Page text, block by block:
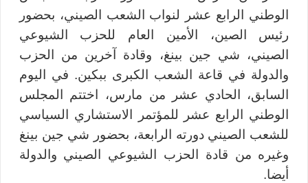
الوطني الرابع عشر لنواب الشعب الصيني، بحضور
رئيس الصين، الأمين العام للحزب الشيوعي
الصيني، شي جين بينغ، وقادة آخرين من الحزب
والدولة في قاعة الشعب الكبرى ببكين. في اليوم
السابق، الحادي عشر من مارس، اختتم المجلس
الوطني الرابع عشر للمؤتمر الاستشاري السياسي
للشعب الصيني دورته الرابعة، بحضور شي جين بينغ
وغيره من قادة الحزب الشيوعي الصيني والدولة
أيضا.